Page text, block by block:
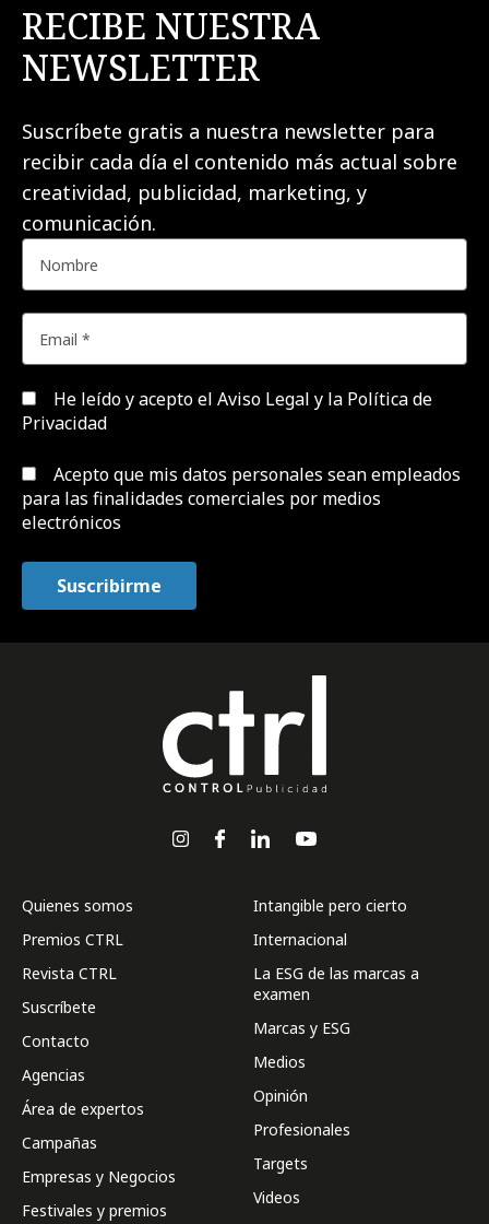
RECIBE NUESTRA
NEWSLETTER
Suscríbete gratis a nuestra newsletter para
recibir cada día el contenido más actual sobre
creatividad, publicidad, marketing, y
comunicación.
He leído y acepto el Aviso Legal y la Política de
Privacidad
Acepto que mis datos personales sean empleados
para las finalidades comerciales por medios
electrónicos
Quienes somos
Premios CTRL
Revista CTRL
Suscríbete
Contacto
Agencias
Área de expertos
Campañas
Empresas y Negocios
Festivales y premios
Intangible pero cierto
Internacional
La ESG de las marcas a
examen
Marcas y ESG
Medios
Opinión
Profesionales
Targets
Videos